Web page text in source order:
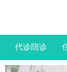
代诊陪诊